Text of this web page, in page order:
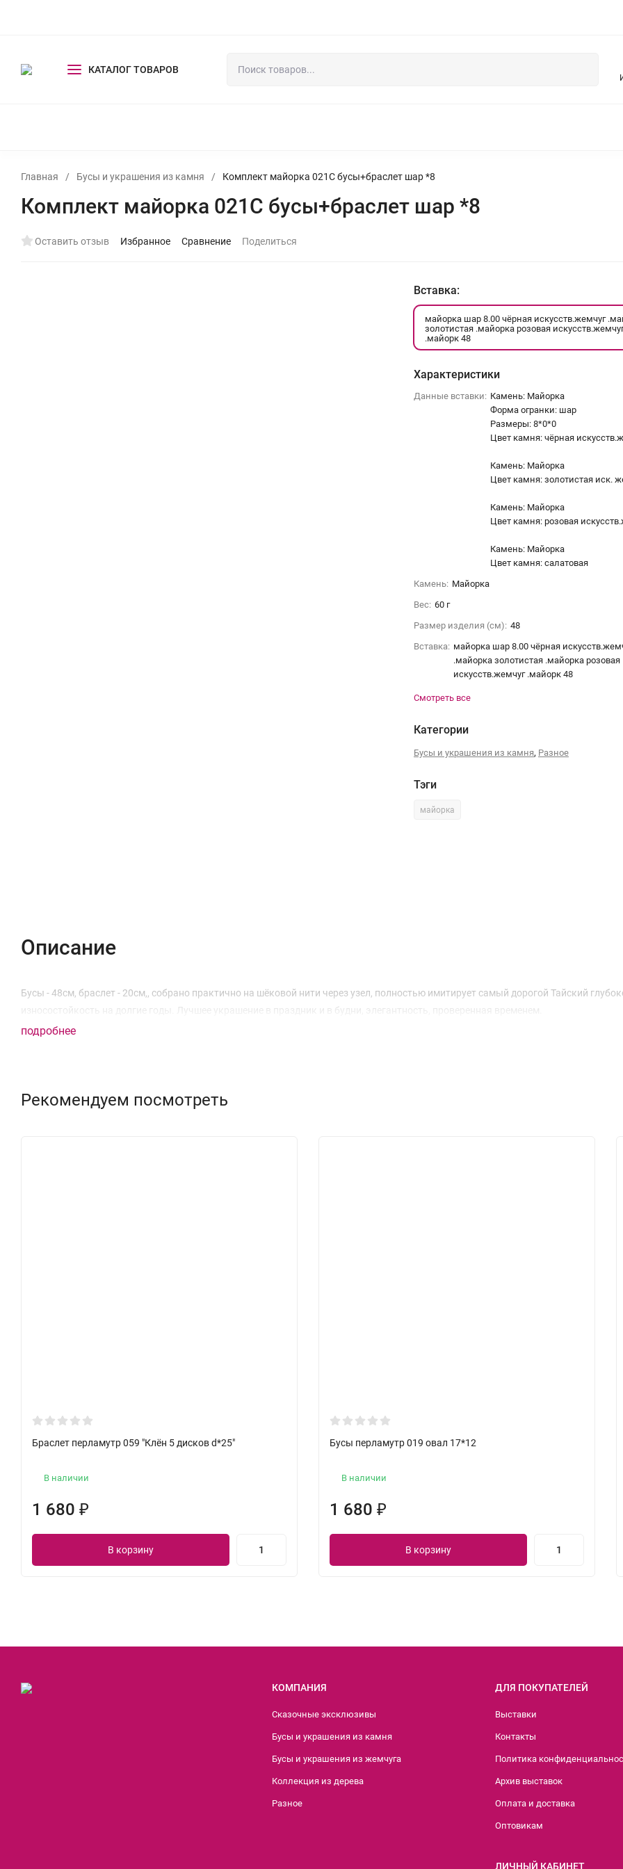
КАТАЛОГ ТОВАРОВ
Главная / Бусы и украшения из камня / Комплект майорка 021С бусы+браслет шар *8
Комплект майорка 021С бусы+браслет шар *8
Оставить отзыв Избранное Сравнение Поделиться
Вставка:
майорка шар 8.00 чёрная искусств.жемчуг
золотистая .майорка розовая
.майорк 48
Характеристики
Данные вставки: Камень: Майорка
Форма огранки: шар
Размеры: 8*0*0
Цвет камня: чёрная
Камень: Майорка
Цвет камня: золотистая иск.
Камень: Майорка
Цвет камня: розовая
Камень: Майорка
Цвет камня: салатовая
Камень: Майорка
Вес: 60 г
Размер изделия (см): 48
Вставка: майорка шар 8.00 чёрная
.майорка золотистая .майорка розовая
искусств.жемчуг .майорк 48
Смотреть все
Категории
Бусы и украшения из камня, Разное
Тэги
майорка
Описание
Бусы - 48см, браслет - 20см,, собрано практично на шёковой нити через узел, полностью имитирует самый дорогой Тайский
износостойкость на долгие годы. Лучшее украшение в праздник и в будни, элегантность, проверенная временем.
подробнее
Рекомендуем посмотреть
Браслет перламутр 059 "Клён 5 дисков d*25"
В наличии
1 680 ₽
В корзину
Бусы перламутр 019 овал 17*12
В наличии
1 680 ₽
В корзину
КОМПАНИЯ
Сказочные эксклюзивы
Бусы и украшения из камня
Бусы и украшения из жемчуга
Коллекция из дерева
Разное
ДЛЯ ПОКУПАТЕЛЕЙ
Выставки
Контакты
Политика
Архив выставок
Оплата и доставка
Оптовикам
ЛИЧНЫЙ КАБИНЕТ